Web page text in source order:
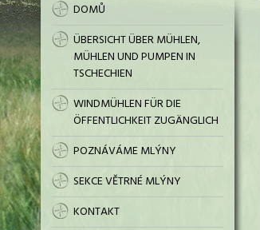
DOMŮ
ÜBERSICHT ÜBER MÜHLEN,
MÜHLEN UND PUMPEN IN
TSCHECHIEN
WINDMÜHLEN FÜR DIE
ÖFFENTLICHKEIT ZUGÄNGLICH
POZNÁVÁME MLÝNY
SEKCE VĚTRNÉ MLÝNY
KONTAKT